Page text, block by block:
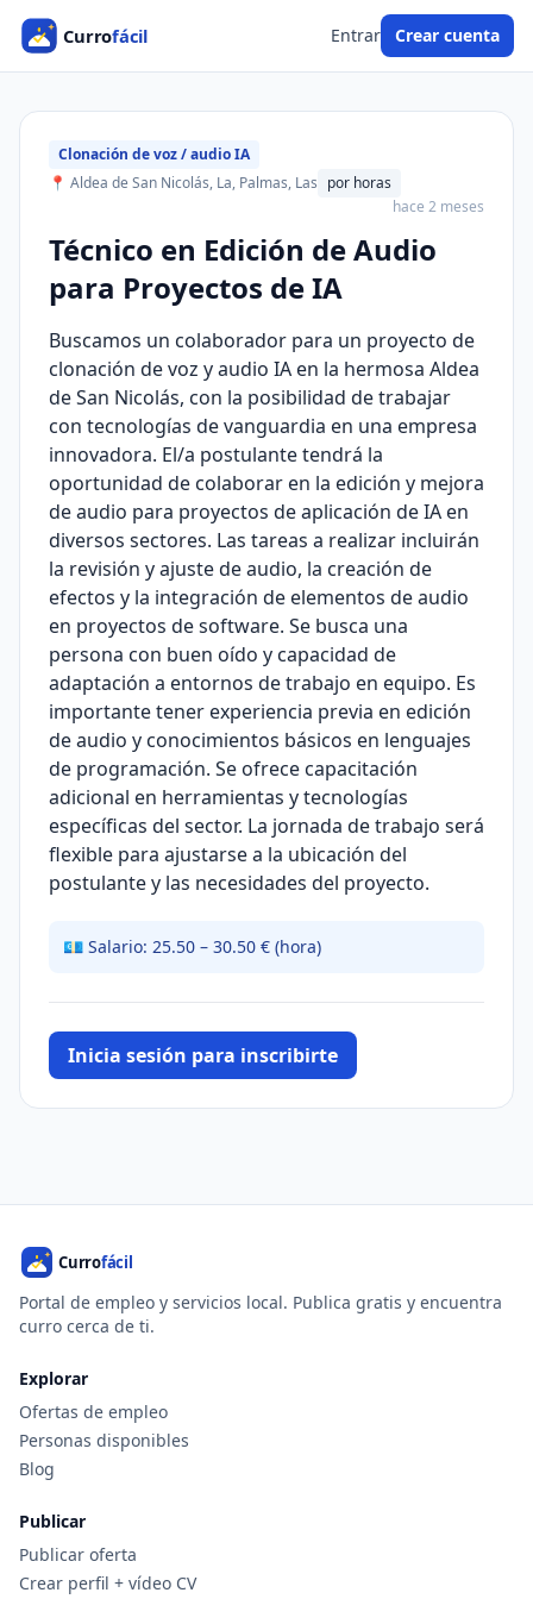
Entrar Crear cuenta
Clonación de voz / audio IA
📍 Aldea de San Nicolás, La, Palmas, Las por horas
hace 2 meses
Técnico en Edición de Audio
para Proyectos de IA
Buscamos un colaborador para un proyecto de
clonación de voz y audio IA en la hermosa Aldea
de San Nicolás, con la posibilidad de trabajar
con tecnologías de vanguardia en una empresa
innovadora. El/a postulante tendrá la
oportunidad de colaborar en la edición y mejora
de audio para proyectos de aplicación de IA en
diversos sectores. Las tareas a realizar incluirán
la revisión y ajuste de audio, la creación de
efectos y la integración de elementos de audio
en proyectos de software. Se busca una
persona con buen oído y capacidad de
adaptación a entornos de trabajo en equipo. Es
importante tener experiencia previa en edición
de audio y conocimientos básicos en lenguajes
de programación. Se ofrece capacitación
adicional en herramientas y tecnologías
específicas del sector. La jornada de trabajo será
flexible para ajustarse a la ubicación del
postulante y las necesidades del proyecto.
💶 Salario: 25.50 – 30.50 € (hora)
Inicia sesión para inscribirte
Portal de empleo y servicios local. Publica gratis y encuentra
curro cerca de ti.
Explorar
Ofertas de empleo
Personas disponibles
Blog
Publicar
Publicar oferta
Crear perfil + vídeo CV